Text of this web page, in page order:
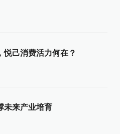
悦己消费活力何在？
未来产业培育